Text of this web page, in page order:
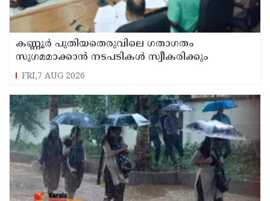
കണ്ണൂർ പുതിയതെരുവിലെ ഗതാഗതം
സുഗമമാക്കാന്‍ നടപടികള്‍ സ്വീകരിക്കും
FRI,7 AUG 2026